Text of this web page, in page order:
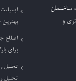
ساختمان
و
اصلاح
برای
تحلیل
تحلیل